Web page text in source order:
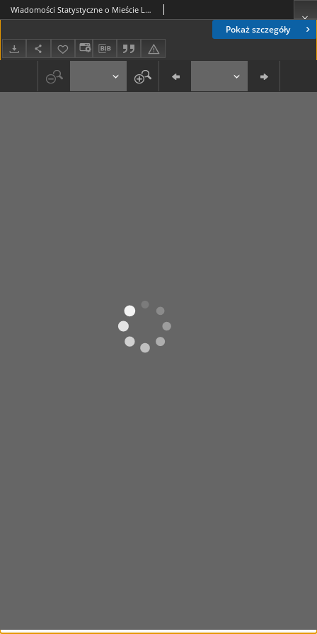
Pokaż szczegóły
Wiadomości Statystyczne o Mieście Lwowie 1906-1907. T. 12 (1910)